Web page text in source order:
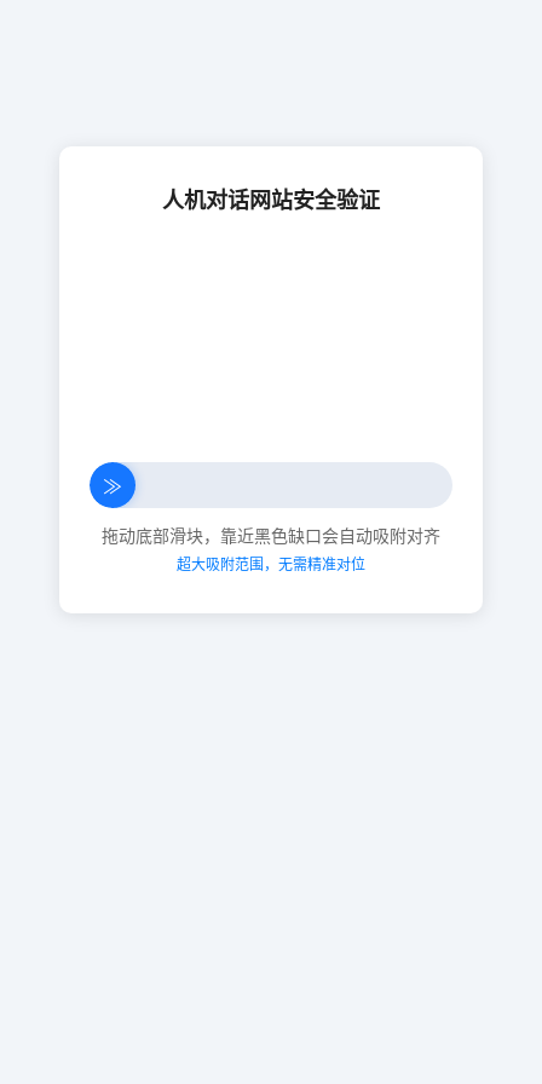
人机对话网站安全验证
≫
拖动底部滑块，靠近黑色缺口会自动吸附对齐
超大吸附范围，无需精准对位